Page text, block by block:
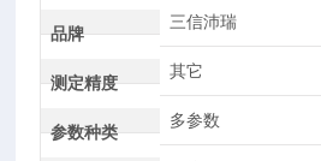
品牌
三信沛瑞
测定精度
其它
参数种类
多参数